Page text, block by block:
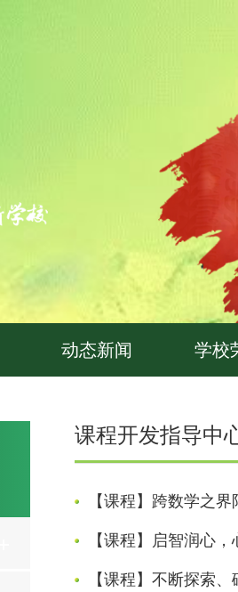
动态新闻 学校
课程开发指导中
【课程】跨数学之
【课程】启智润心
【课程】不断探索